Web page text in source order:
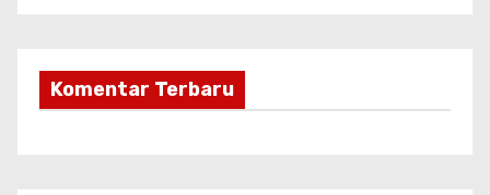
Komentar Terbaru